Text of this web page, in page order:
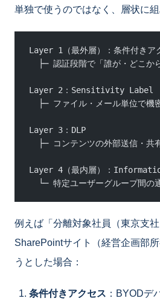
単独で使うのではなく、層状に組
Layer 1（最外層）：条件付きア
├─ 認証段階で「誰が・どこか
Layer 2：Sensitivity Label
├─ ファイル・メール単位で機
Layer 3：DLP
├─ コンテンツの外部送信・共
Layer 4（最内層）：
└─ 特定ユーザーグループ間の
例えば「分離対象社員（東京支
SharePointサイト（経営企画部
うとした場合：
条件付きアクセス ：BYODデ